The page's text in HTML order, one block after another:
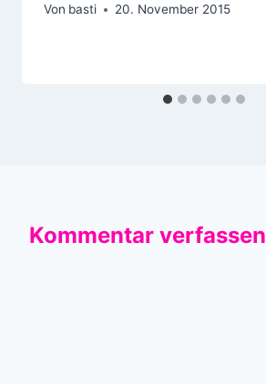
Von basti 20. November 2015
Kommentar verfassen